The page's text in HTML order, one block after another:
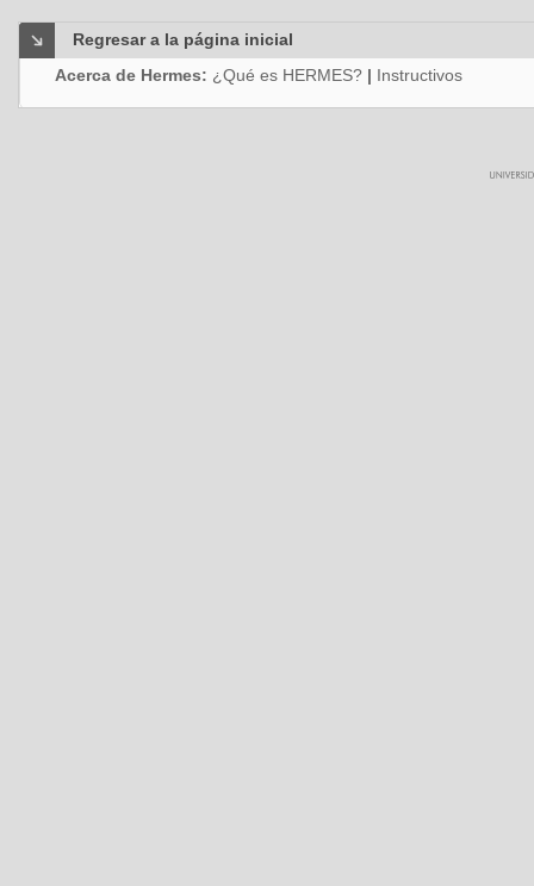
Regresar a la página inicial
Acerca de Hermes: ¿Qué es HERMES? | Instructivos